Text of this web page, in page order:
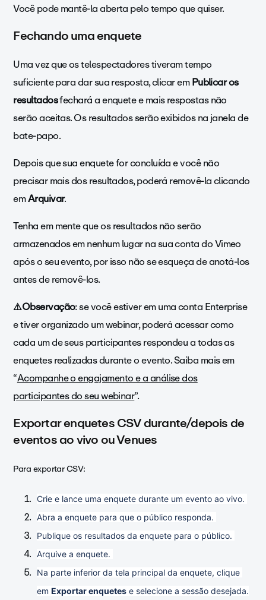
Você pode mantê-la aberta pelo tempo que quiser.
Fechando uma enquete
Uma vez que os telespectadores tiveram tempo
suficiente para dar sua resposta, clicar emPublicar os
resultadosfechará a enquete e mais respostas não
serão aceitas.Os resultados serão exibidos na janela de
bate-papo.
Depois que sua enquete for concluída e você não
precisar mais dos resultados, poderá removê-la clicando
emArquivar.
Tenha em mente que os resultados não serão
armazenados em nenhum lugar na sua conta do Vimeo
após o seu evento, por isso não se esqueça de anotá-los
antes de removê-los.
⚠️Observação: se você estiver em uma conta Enterprise
e tiver organizado um webinar, poderá acessar como
cada um de seus participantes respondeu a todas as
enquetes realizadas durante o evento. Saiba mais em
“Acompanhe o engajamento e a análise dos
participantes do seu webinar”.
Exportar enquetes CSV durante/depois de
eventos ao vivo ou Venues
Para exportar CSV:
Crie e lance uma enquete durante um evento ao vivo.
Abra a enquete para que o público responda.
Publique os resultados da enquete para o público.
Arquive a enquete.
Na parte inferior da tela principal da enquete, clique
em Exportar enquetes e selecione a sessão desejada.